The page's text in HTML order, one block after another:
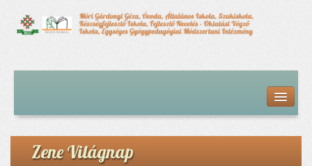
Hírfolyam
Iskolai élet
Alapdokumentumok
Zene Világnap